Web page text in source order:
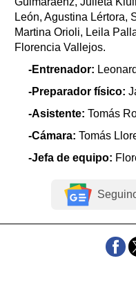
León, Agustina Lértora,
Martina Orioli, Leila
Florencia Vallejos.
-Entrenador:
-Preparador físico:
-Asistente: Tomás
-Cámara: Tomás
-Jefa de equipo: